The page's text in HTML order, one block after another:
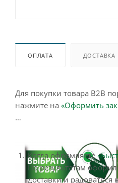
ОПЛАТА ДОСТАВКА
Для покупки товара B2B
нажмите на «Оформить
Когда оформляете
По результатам
доставки и